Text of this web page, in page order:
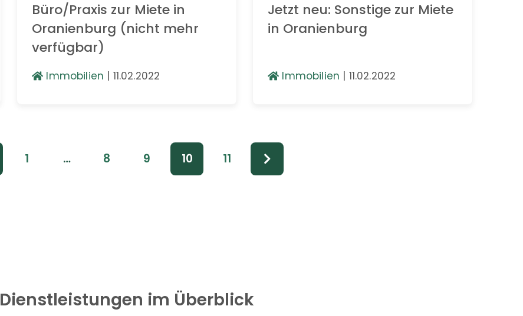
Büro/Praxis zur Miete in
Oranienburg (nicht mehr
verfügbar)
Immobilien | 11.02.2022
Jetzt neu: Sonstige zur Miete
in Oranienburg
Immobilien | 11.02.2022
1 … 8 9 10 11
Dienstleistungen im Überblick